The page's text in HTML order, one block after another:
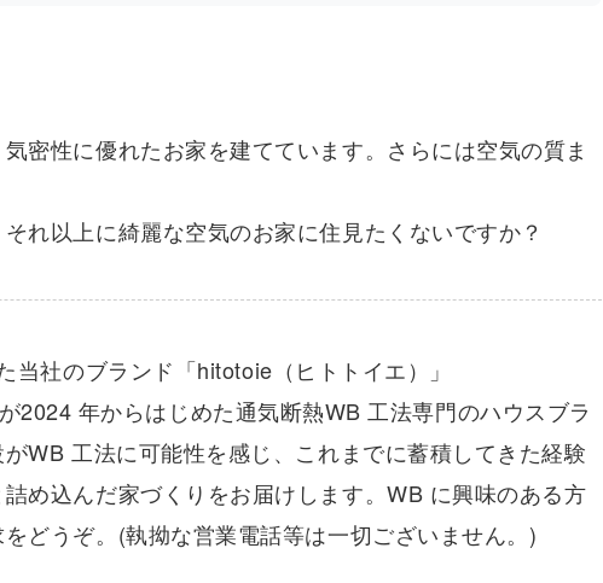
密性に優れたお家を建てています。さらには空気の質ま
れ以上に綺麗な空気のお家に住見たくないですか？
当社のブランド「hitotoie（ヒトトイエ）」
2024 年からはじめた通気断熱WB 工法専門のハウスブラ
WB 工法に可能性を感じ、これまでに蓄積してきた経験
め込んだ家づくりをお届けします。WB に興味のある方
どうぞ。(執拗な営業電話等は一切ございません。)